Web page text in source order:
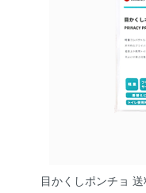
目かくしポンチョ